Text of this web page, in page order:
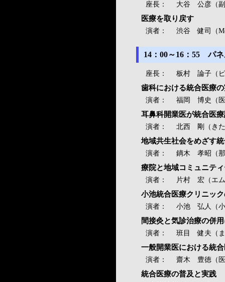
座長： 大谷 公彦（副
医療を取り戻す
演者： 渋谷 健司（
14：00～16：55 パ
座長： 板村 論子（ピ
歯科における統合医療
演者： 福岡 博史（医
耳鼻科開業医が統合医
演者： 北西 剛（き
地域共生社会をめざす
演者： 鏑木 孝昭（那
療院と地域コミュニテ
演者： 片村 宏（エ
小池統合医療クリニッ
演者： 小池 弘人（
間接灸と気診治療の併
演者： 班目 健夫（ま
一般開業医における統
演者： 齋木 豊徳（
統合医療の普及と実践